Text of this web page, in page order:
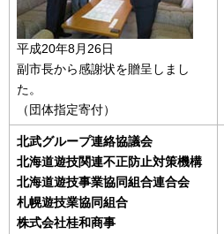
平成20年8月26日
副市長から感謝状を贈呈しまし
た。
（団体指定寄付）
北武グループ連絡協議会
北海道遊技関連不正防止対策機構
北海道遊技事業協同組合連合会
札幌遊技業協同組合
株式会社桂和商事